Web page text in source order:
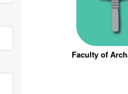
Faculty of